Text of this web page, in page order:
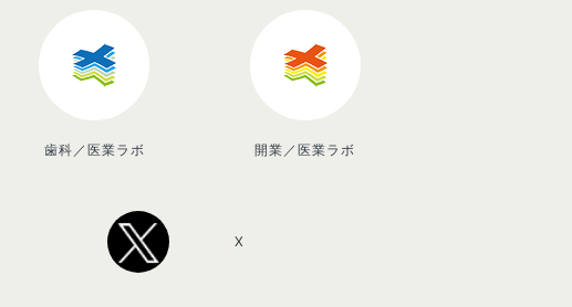
歯科／医業ラボ 開業／医業ラボ
X